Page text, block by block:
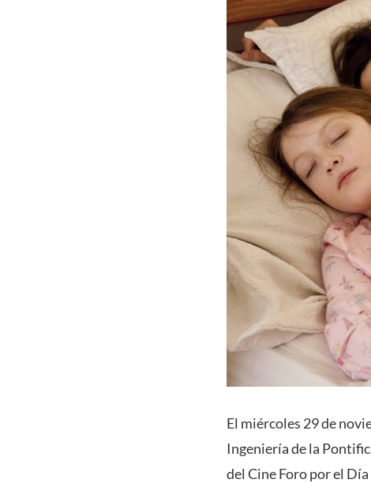
El miércoles 29 de
Ingeniería de la
del Cine Foro por el